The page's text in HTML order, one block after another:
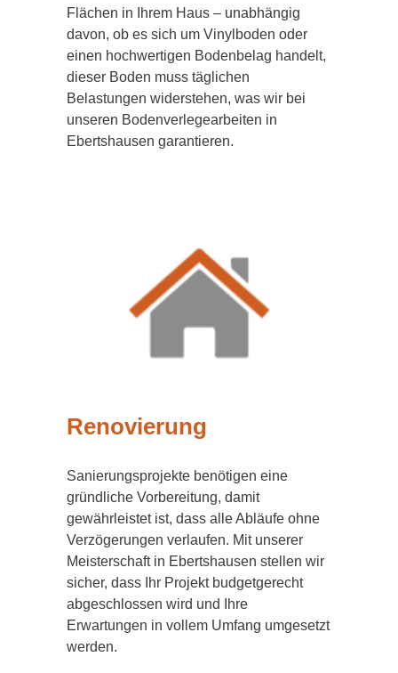
Flächen in Ihrem Haus – unabhängig
davon, ob es sich um Vinylboden oder
einen hochwertigen Bodenbelag handelt,
dieser Boden muss täglichen
Belastungen widerstehen, was wir bei
unseren Bodenverlegearbeiten in
Ebertshausen garantieren.
Renovierung
Sanierungsprojekte benötigen eine
gründliche Vorbereitung, damit
gewährleistet ist, dass alle Abläufe ohne
Verzögerungen verlaufen. Mit unserer
Meisterschaft in Ebertshausen stellen wir
sicher, dass Ihr Projekt budgetgerecht
abgeschlossen wird und Ihre
Erwartungen in vollem Umfang umgesetzt
werden.